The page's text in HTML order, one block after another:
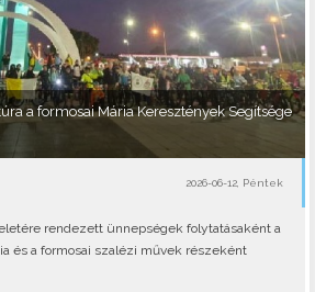
a formosai Mária Keresztények Segítsége
2026-06-12, Péntek
rendezett ünnepségek folytatásaként a
és a formosai szalézi művek részeként